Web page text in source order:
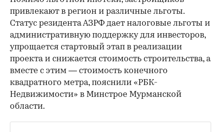
привлекают в регион и различные льготы.
Статус резидента АЗРФ дает налоговые льготы и
административную поддержку для инвесторов,
упрощается стартовый этап в реализации
проекта и снижается стоимость строительства, а
вместе с этим — стоимость конечного
квадратного метра, пояснили «РБК-
Недвижимости» в Минстрое Мурманской
области.